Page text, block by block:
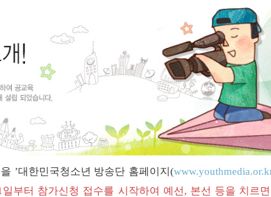
’대한민국청소년 방송단 홈페이지(
일부터 참가신청 접수를 시작하여 예선, 본선 등을 치르